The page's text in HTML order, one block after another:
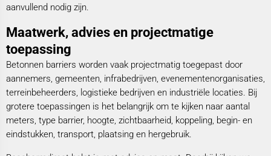
aanvullend nodig zijn.
Maatwerk, advies en projectmatige
toepassing
Betonnen barriers worden vaak projectmatig toegepast door
aannemers, gemeenten, infrabedrijven, evenementenorganisaties,
terreinbeheerders, logistieke bedrijven en industriële locaties. Bij
grotere toepassingen is het belangrijk om te kijken naar aantal
meters, type barrier, hoogte, zichtbaarheid, koppeling, begin- en
eindstukken, transport, plaatsing en hergebruik.